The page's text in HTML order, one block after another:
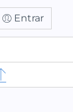
Entrar